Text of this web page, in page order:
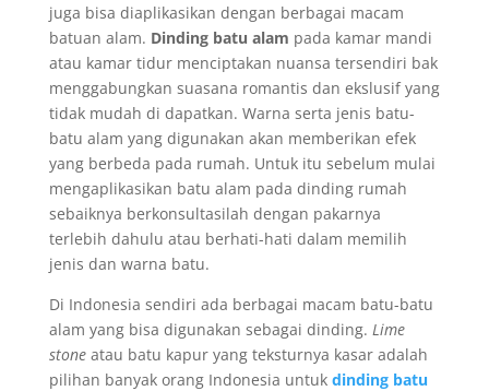
juga bisa diaplikasikan dengan berbagai macam
batuan alam. Dinding batu alam pada kamar mandi
atau kamar tidur menciptakan nuansa tersendiri bak
menggabungkan suasana romantis dan ekslusif yang
tidak mudah di dapatkan. Warna serta jenis batu-
batu alam yang digunakan akan memberikan efek
yang berbeda pada rumah. Untuk itu sebelum mulai
mengaplikasikan batu alam pada dinding rumah
sebaiknya berkonsultasilah dengan pakarnya
terlebih dahulu atau berhati-hati dalam memilih
jenis dan warna batu.
Di Indonesia sendiri ada berbagai macam batu-batu
alam yang bisa digunakan sebagai dinding. Lime
stone atau batu kapur yang teksturnya kasar adalah
pilihan banyak orang Indonesia untuk dinding batu